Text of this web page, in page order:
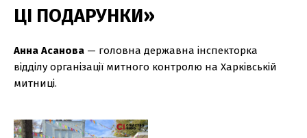
ЦІ ПОДАРУНКИ»
Анна Асанова — головна державна інспекторка
відділу організації митного контролю на Харківській
митниці.